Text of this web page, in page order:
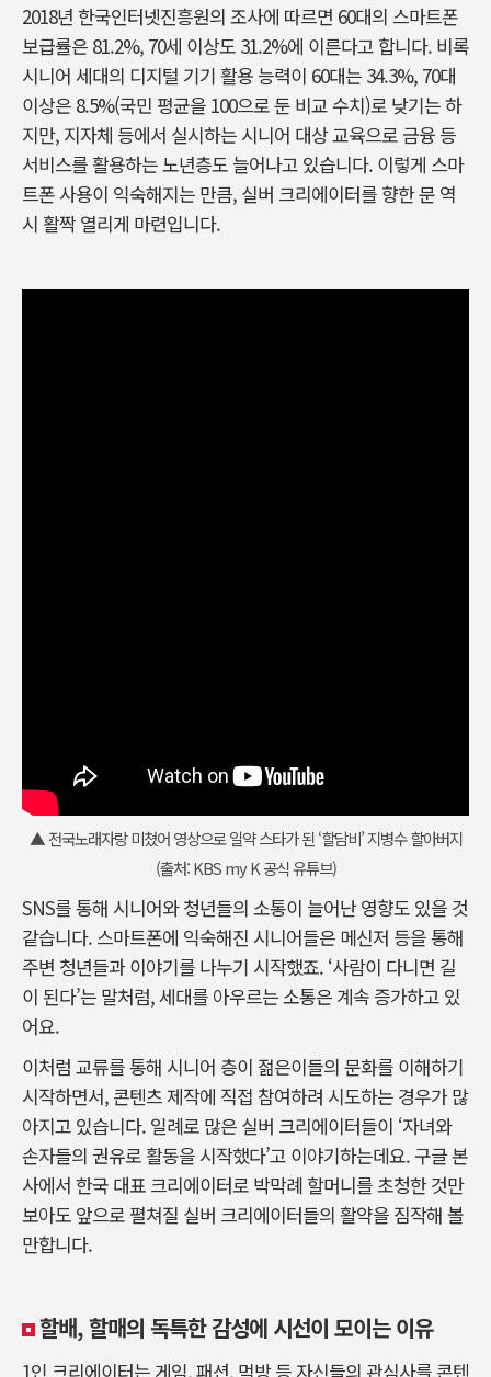
2018년 한국인터넷진흥원의 조사에 따르면 60대의 스마트폰
보급률은 81.2%, 70세 이상도 31.2%에 이른다고 합니다. 비록
시니어 세대의 디지털 기기 활용 능력이 60대는 34.3%, 70대
이상은 8.5%(국민 평균을 100으로 둔 비교 수치)로 낮기는 하
지만, 지자체 등에서 실시하는 시니어 대상 교육으로 금융 등
서비스를 활용하는 노년층도 늘어나고 있습니다. 이렇게 스마
트폰 사용이 익숙해지는 만큼, 실버 크리에이터를 향한 문 역
시 활짝 열리게 마련입니다.
▲ 전국노래자랑 미쳤어 영상으로 일약 스타가 된 ‘할담비’ 지병수 할아버지
(출처: KBS my K 공식 유튜브)
SNS를 통해 시니어와 청년들의 소통이 늘어난 영향도 있을 것
같습니다. 스마트폰에 익숙해진 시니어들은 메신저 등을 통해
주변 청년들과 이야기를 나누기 시작했죠. ‘사람이 다니면 길
이 된다’는 말처럼, 세대를 아우르는 소통은 계속 증가하고 있
어요.
이처럼 교류를 통해 시니어 층이 젊은이들의 문화를 이해하기
시작하면서, 콘텐츠 제작에 직접 참여하려 시도하는 경우가 많
아지고 있습니다. 일례로 많은 실버 크리에이터들이 ‘자녀와
손자들의 권유로 활동을 시작했다’고 이야기하는데요. 구글 본
사에서 한국 대표 크리에이터로 박막례 할머니를 초청한 것만
보아도 앞으로 펼쳐질 실버 크리에이터들의 활약을 짐작해 볼
만합니다.
할배, 할매의 독특한 감성에 시선이 모이는 이유
1인 크리에이터는 게임, 패션, 먹방 등 자신들의 관심사를 콘텐